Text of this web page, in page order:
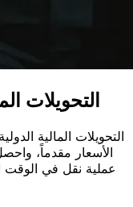
التحويلات
الأسعار مقدماً،